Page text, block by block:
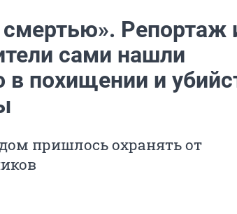
Репортаж
сами нашли
в похищении и
пришлось охранять от